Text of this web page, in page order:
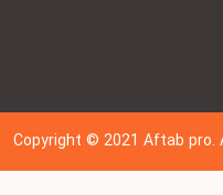
Copyright © 202 1Aftab